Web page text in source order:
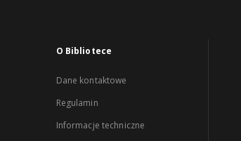
O Bibliotece
Dane kontaktowe
Regulamin
Informacje techniczne